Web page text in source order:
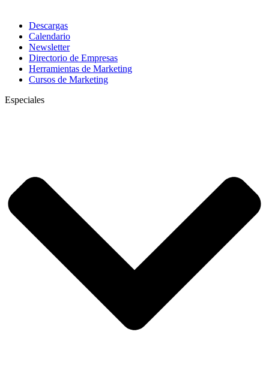
Descargas
Calendario
Newsletter
Directorio de Empresas
Herramientas de Marketing
Cursos de Marketing
Especiales